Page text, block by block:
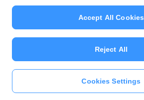
カスタマーハラスメントに関する当社の考え方
Cookies Settings
Reject All
Accept All Cookies